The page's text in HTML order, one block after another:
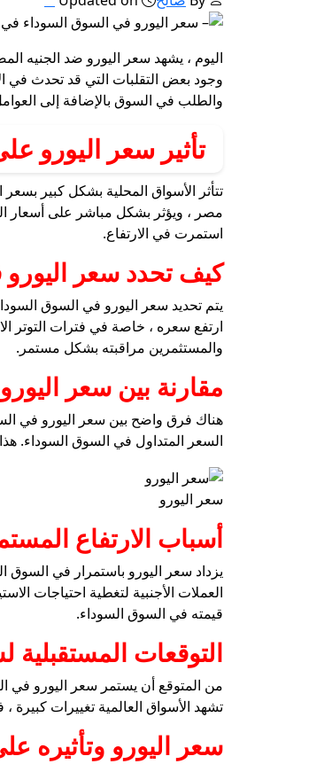
وجود بعض التقلبات التي قد تحدث في
والطلب في السوق بالإضافة إلى
تأثير سعر اليورو
تتأثر الأسواق المحلية بشكل كبير
مصر ، ويؤثر بشكل مباشر على أسعار
استمرت في الارتفاع.
كيف تحدد سعر
يتم تحديد سعر اليورو في السوق
ارتفع سعره ، خاصة في فترات التوتر
والمستثمرين مراقبته بشكل مستمر.
مقارنة بين سعر
هناك فرق واضح بين سعر اليورو في
السعر المتداول في السوق السوداء.
سعر اليورو
أسباب الارتفاع
يزداد سعر اليورو باستمرار في السوق
العملات الأجنبية لتغطية احتياجات
قيمته في السوق السوداء.
التوقعات
من المتوقع أن يستمر سعر اليورو في
تشهد الأسواق العالمية تغييرات
سعر اليورو وتأثيره